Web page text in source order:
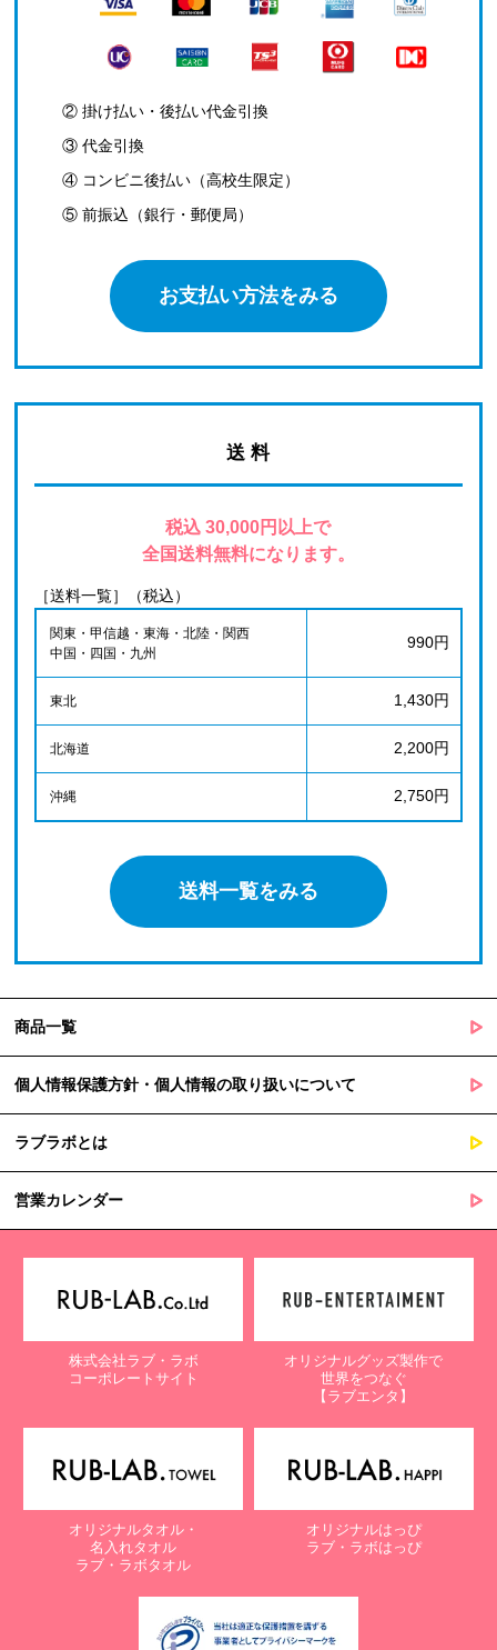
② 掛け払い・後払い代金引換
③ 代金引換
④ コンビニ後払い（高校生限定）
⑤ 前振込（銀行・郵便局）
お支払い方法をみる
送 料
税込 30,000円以上で
全国送料無料になります。
［送料一覧］（税込）
関東・甲信越・東海・北陸・関西
中国・四国・九州
990円
東北 1,430円
北海道 2,200円
沖縄 2,750円
送料一覧をみる
商品一覧
個人情報保護方針・個人情報の取り扱いについて
ラブラボとは
営業カレンダー
株式会社ラブ・ラボ
コーポレートサイト
オリジナルグッズ製作で
世界をつなぐ
【ラブエンタ】
オリジナルタオル・
名入れタオル
ラブ・ラボタオル
オリジナルはっぴ
ラブ・ラボはっぴ